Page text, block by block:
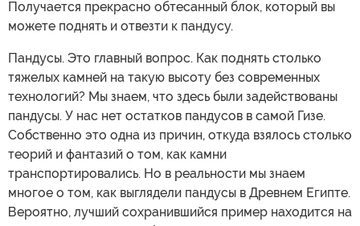
Получается прекрасно обтесанный блок, который вы
можете поднять и отвезти к пандусу.
Пандусы. Это главный вопрос. Как поднять столько
тяжелых камней на такую высоту без современных
технологий? Мы знаем, что здесь были задействованы
пандусы. У нас нет остатков пандусов в самой Гизе.
Собственно это одна из причин, откуда взялось столько
теорий и фантазий о том, как камни
транспортировались. Но в реальности мы знаем
многое о том, как выглядели пандусы в Древнем Египте.
Вероятно, лучший сохранившийся пример находится на